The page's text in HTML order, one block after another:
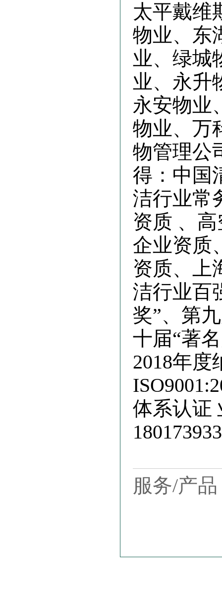
太平戴维
物业、东
业、绿城
业、永升
永安物业
物业、万
物管理公
得：中国
洁行业常
资质 、
企业资质
资质、上
洁行业百
奖”、第
十届“著
2018年度
体系认证
服务/产